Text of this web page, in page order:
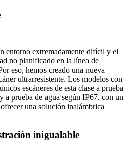
entorno extremadamente difícil y el
no planificado en la línea de
eso, hemos creado una nueva
ultrarresistente. Los modelos con
escáneres de esta clase a prueba
a prueba de agua según IP67, con un
una solución inalámbrica
inigualable